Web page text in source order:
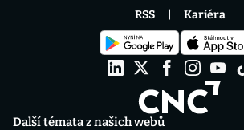
Další témata z našich webů
RSS Kariéra